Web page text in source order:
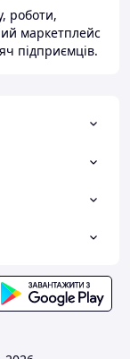
роботи,
маркетплейс
підприємців.